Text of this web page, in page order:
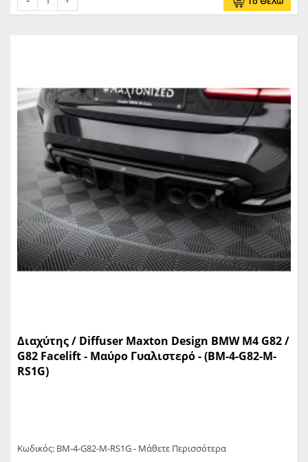
Διαχύτης / Diffuser Maxton Design BMW M4 G82 /
G82 Facelift - Μαύρο Γυαλιστερό - (BM-4-G82-M-
RS1G)
Κωδικός: BM-4-G82-M-RS1G - Μάθετε Περισσότερα